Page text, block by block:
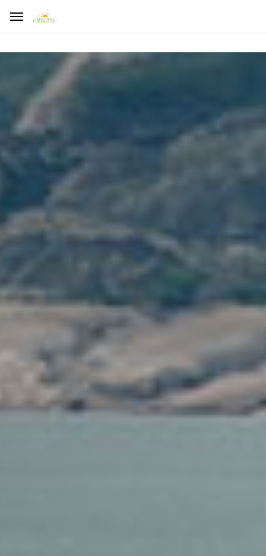
ЖЕРТВОЙ МОШЕННИКОВ